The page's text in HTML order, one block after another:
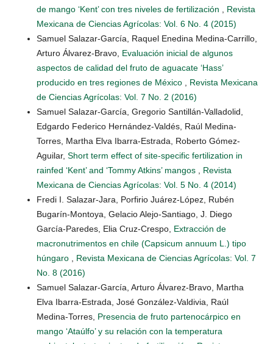
de mango ‘Kent’ con tres niveles de fertilización
Revista
Mexicana de Ciencias Agrícolas: Vol. 6 No. 4 (2015)
Samuel Salazar-García, Raquel Enedina Medina-Carrillo,
Arturo Álvarez-Bravo, Evaluación inicial de algunos
aspectos de calidad del fruto de aguacate ‘Hass’
producido en tres regiones de México
Revista Mexicana
de Ciencias Agrícolas: Vol. 7 No. 2 (2016)
Samuel Salazar-García, Gregorio Santillán-Valladolid,
Edgardo Federico Hernández-Valdés, Raúl Medina-
Torres, Martha Elva Ibarra-Estrada, Roberto Gómez-
Aguilar, Short term effect of site-specific fertilization in
rainfed ‘Kent’ and ‘Tommy Atkins’ mangos
Revista
Mexicana de Ciencias Agrícolas: Vol. 5 No. 4 (2014)
Fredi I. Salazar-Jara, Porfirio Juárez-López, Rubén
Bugarín-Montoya, Gelacio Alejo-Santiago, J. Diego
García-Paredes, Elia Cruz-Crespo, Extracción de
macronutrimentos en chile (Capsicum annuum L.) tipo
húngaro
Revista Mexicana de Ciencias Agrícolas: Vol. 7
No. 8 (2016)
Samuel Salazar-García, Arturo Álvarez-Bravo, Martha
Elva Ibarra-Estrada, José González-Valdivia, Raúl
Medina-Torres, Presencia de fruto partenocárpico en
mango ‘Ataúlfo’ y su relación con la temperatura